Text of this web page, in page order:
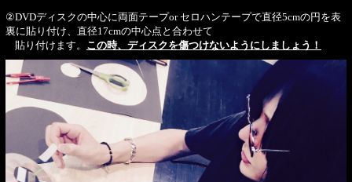
②DVDディスクの中心に両面テープor セロハンテープで直径5cmの円を表
裏に貼り付け、直径17cmの中心点と合わせて
貼り付けます。 この時、ディスクを傷つけないようにしましょう！